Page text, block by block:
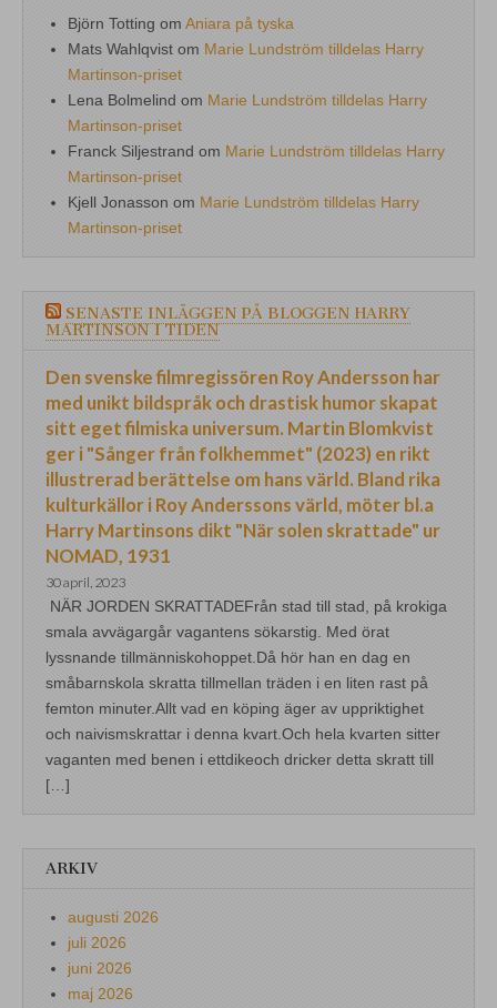
Björn Totting om Aniara på tyska
Mats Wahlqvist om Marie Lundström tilldelas Harry
Martinson-priset
Lena Bolmelind om Marie Lundström tilldelas Harry
Martinson-priset
Franck Siljestrand om Marie Lundström tilldelas Harry
Martinson-priset
Kjell Jonasson om Marie Lundström tilldelas Harry
Martinson-priset
SENASTE INLÄGGEN PÅ BLOGGEN HARRY
MARTINSON I TIDEN
Den svenske filmregissören Roy Andersson har
med unikt bildspråk och drastisk humor skapat
sitt eget filmiska universum. Martin Blomkvist
ger i "Sånger från folkhemmet" (2023) en rikt
illustrerad berättelse om hans värld. Bland rika
kulturkällor i Roy Anderssons värld, möter bl.a
Harry Martinsons dikt "När solen skrattade" ur
NOMAD, 1931
30 april, 2023
NÄR JORDEN SKRATTADEFrån stad till stad, på krokiga
smala avvägargår vagantens sökarstig. Med örat
lyssnande tillmänniskohoppet.Då hör han en dag en
småbarnskola skratta tillmellan träden i en liten rast på
femton minuter.Allt vad en köping äger av uppriktighet
och naivismskrattar i denna kvart.Och hela kvarten sitter
vaganten med benen i ettdikeoch dricker detta skratt till
[…]
ARKIV
augusti 2026
juli 2026
juni 2026
maj 2026